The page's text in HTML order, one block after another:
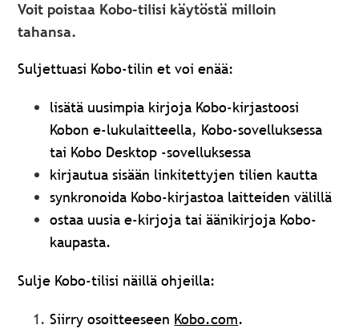
Voit poistaa Kobo-tilisi käytöstä milloin
tahansa.
Suljettuasi Kobo-tilin et voi enää:
lisätä uusimpia kirjoja Kobo-kirjastoosi
Kobon e-lukulaitteella, Kobo-sovelluksessa
tai Kobo Desktop -sovelluksessa
kirjautua sisään linkitettyjen tilien kautta
synkronoida Kobo-kirjastoa laitteiden välillä
ostaa uusia e-kirjoja tai äänikirjoja Kobo-
kaupasta.
Sulje Kobo-tilisi näillä ohjeilla:
Siirry osoitteeseen Kobo.com.